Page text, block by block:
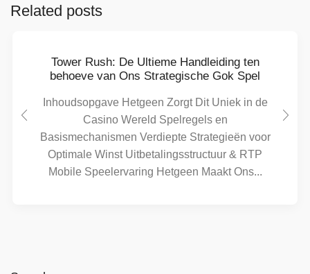
Related posts
Tower Rush: De Ultieme Handleiding ten
behoeve van Ons Strategische Gok Spel
Inhoudsopgave Hetgeen Zorgt Dit Uniek in de
Casino Wereld Spelregels en
Basismechanismen Verdiepte Strategieën voor
Optimale Winst Uitbetalingsstructuur & RTP
Mobile Speelervaring Hetgeen Maakt Ons...